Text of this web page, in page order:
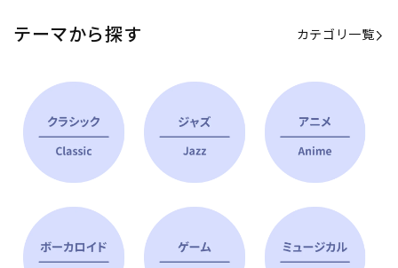
テーマから探す カテゴリ一覧